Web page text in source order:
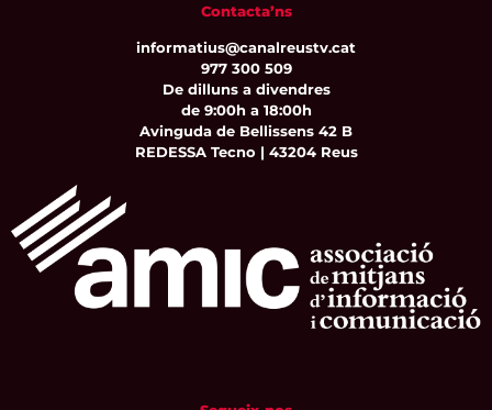
Contacta’ns
informatius@canalreustv.cat
977 300 509
De dilluns a divendres
de 9:00h a 18:00h
Avinguda de Bellissens 42 B
REDESSA Tecno | 43204 Reus